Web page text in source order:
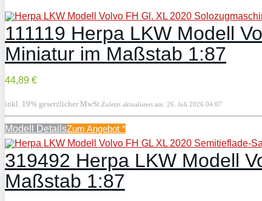
111119 Herpa LKW Modell
Miniatur im Maßstab 1:87
44,89 €
inkl. 19% gesetzlicher MwSt. Zuletzt aktualisiert am: 26. Juli 2026 04:07
Modell DetailsZum Angebot *
319492 Herpa LKW Modell
Maßstab 1:87